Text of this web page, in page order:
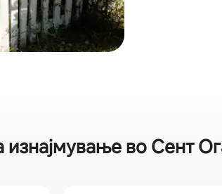
изнајмување во Сент